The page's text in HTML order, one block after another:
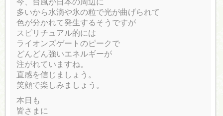
今、台風が日本の周辺に
多いから水滴や氷の粒で光が曲げられて
色が分かれて発生するそうですが
スピリチュアル的には
ライオンズゲートのピークで
どんどん強いエネルギーが
注がれていますね。
直感を信じましょう。
笑顔で楽しみましょう。
本日も
皆さまに